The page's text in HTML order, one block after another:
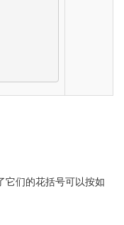
它们的花括号可以按如